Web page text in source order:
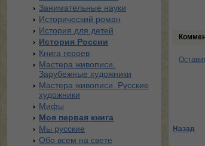
Занимательные науки
Исторический роман
История для детей
История России
Книга героев
Мастера живописи.
Зарубежные художники
Мастера живописи. Русские
художники
Мифы
Моя первая книга
Мы русские
Обо всем на свете
Назад